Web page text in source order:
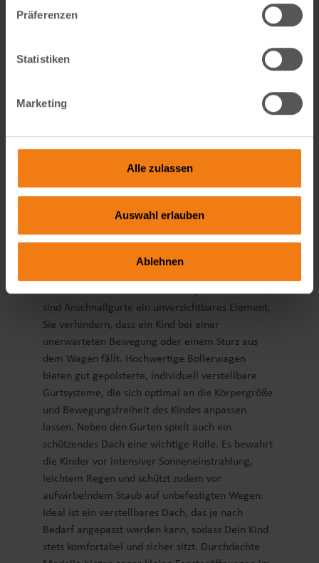
Präferenzen
Statistiken
Marketing
Alle zulassen
Auswahl erlauben
Ablehnen
bessere Fahreigenschaften auf unebenem
Kunststoffräder hingegen sind weniger flexibel
Bollerwagen für abwechslungsreiche Ausflüge zu
luftgefüllte Räder achten.
Schutzdächer
nicht erst bei der stabilen Bauweise, sondern setzt
Gerade wenn kleine Kinder transportiert werden,
sind Anschnallgurte ein unverzichtbares Element.
Sie verhindern, dass ein Kind bei einer
unerwarteten Bewegung oder einem Sturz aus
dem Wagen fällt. Hochwertige Bollerwagen
bieten gut gepolsterte, individuell verstellbare
Gurtsysteme, die sich optimal an die Körpergröße
und Bewegungsfreiheit des Kindes anpassen
lassen. Neben den Gurten spielt auch ein
schützendes Dach eine wichtige Rolle. Es bewahrt
die Kinder vor intensiver Sonneneinstrahlung,
leichtem Regen und schützt zudem vor
aufwirbelndem Staub auf unbefestigten Wegen.
Ideal ist ein verstellbares Dach, das je nach
Bedarf angepasst werden kann, sodass Dein Kind
stets komfortabel und sicher sitzt. Durchdachte